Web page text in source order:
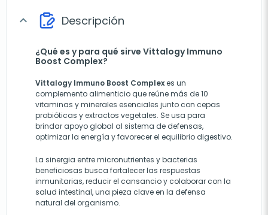
expand_more Descripción
¿Qué es y para qué sirve Vittalogy Immuno
Boost Complex?
Vittalogy Immuno Boost Complexes un
complemento alimenticio que reúne más de 10
vitaminas y minerales esenciales junto con cepas
probióticas y extractos vegetales. Se usa para
brindar apoyo global al sistema de defensas,
optimizar la energía y favorecer el equilibrio digestivo.
La sinergia entre micronutrientes y bacterias
beneficiosas busca fortalecer las respuestas
inmunitarias, reducir el cansancio y colaborar con la
salud intestinal, una pieza clave en la defensa
natural del organismo.